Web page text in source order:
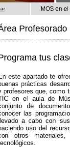
MOS en
tus
este apartado te
prácticas
profesores que, como
en el aula de
de
las
llevado a cabo con
uso del
otros